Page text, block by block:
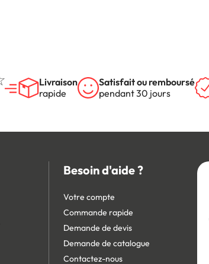
Livraison
rapide
Satisfait ou remboursé
pendant 30 jours
Besoin d'aide ?
Votre compte
Commande rapide
Demande de devis
Demande de catalogue
Contactez-nous